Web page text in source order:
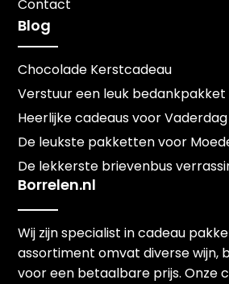
Borrelen.nl
Wij zijn specialist in cadeau
assortiment omvat diverse wijn,
voor een betaalbare prijs. Onze
Contact
Blog
Chocolade Kerstcadeau
Verstuur een leuk bedankpakket
Heerlijke cadeaus voor Vaderdag
De leukste pakketten voor
De lekkerste brievenbus